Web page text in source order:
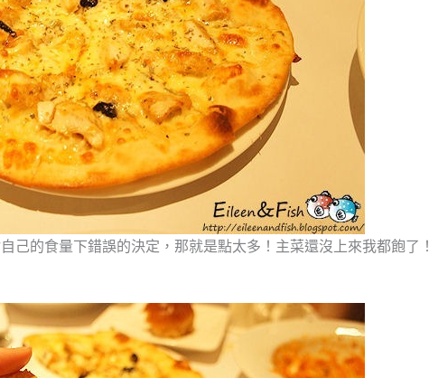
的食量下錯誤的決定，那就是點太多！主菜還沒上來我都飽了！